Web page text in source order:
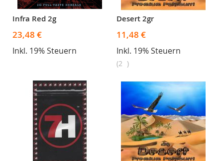
Infra Red 2g
23,48 €
Inkl. 19% Steuern
Desert 2gr
11,48 €
Inkl. 19% Steuern
2